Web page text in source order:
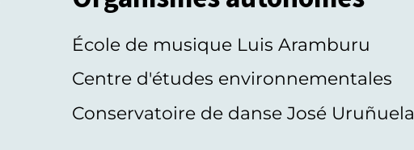
École de musique Luis Aramburu
Centre d'études environnementales
Conservatoire de danse José Uruñuela